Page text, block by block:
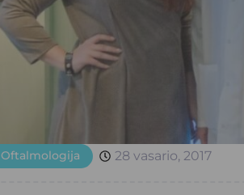
Oftalmologija 28 vasario, 2017